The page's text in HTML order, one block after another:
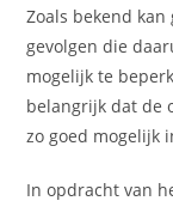
Zoals bekend
gevolgen die
mogelijk te
belangrijk dat de
zo goed mogelijk
In opdracht van